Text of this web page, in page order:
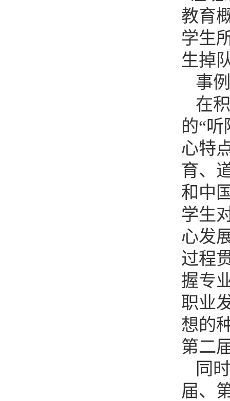
教育
学生
生掉
事
在
的“
心特
育、
和中
学生
心发
过程
握专
职业
想的
第二
同
届、